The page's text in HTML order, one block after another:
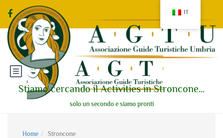
Stiamo cercando il Activities in Stroncone...
solo un secondo e siamo pronti
Home Stroncone
IT